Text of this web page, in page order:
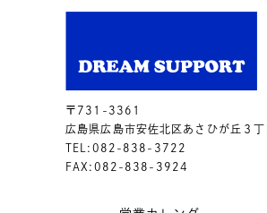
〒731-3361
広島県広島市安佐北区あさひが丘３
TEL:082-838-3722
FAX:082-838-3924